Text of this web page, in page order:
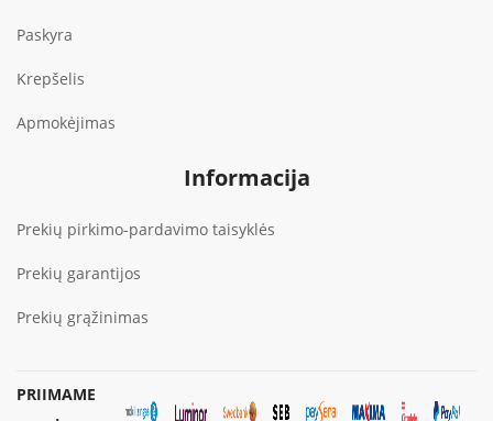
Paskyra
Krepšelis
Apmokėjimas
Informacija
Prekių pirkimo-pardavimo taisyklės
Prekių garantijos
Prekių grąžinimas
PRIIMAME